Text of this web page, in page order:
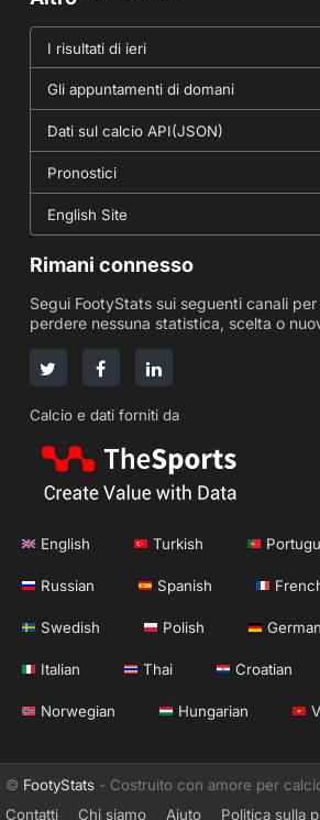
I risultati di ieri
Gli appuntamenti di domani
Dati sul calcio API(JSON)
Pronostici
English Site
Rimani connesso
Segui FootyStats sui seguenti canali
perdere nessuna statistica, scelta o
Calcio e dati forniti da
English Turkish
Russian Spanish
Swedish Polish German
Italian Thai Croatian
Norwegian Hungarian
© FootyStats - Costruito con amore per
Contatti
Chi siamo Aiuto Politica sulla